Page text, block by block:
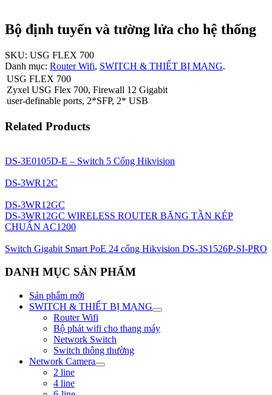
Bộ định tuyến và tường lửa cho hệ thống
SKU: USG FLEX 700
Danh mục: Router Wifi, SWITCH & THIẾT BỊ MẠNG.
USG FLEX 700
Zyxel USG Flex 700, Firewall 12 Gigabit
user-definable ports, 2*SFP, 2* USB
Related Products
DS-3E0105D-E – Switch 5 Cổng Hikvision
DS-3WR12C
DS-3WR12GC
DS-3WR12GC WIRELESS ROUTER BĂNG TẦN KÉP
CHUẨN AC1200
Switch Gigabit Smart PoE 24 cổng Hikvision DS-3S1526P-SI-PRO
DANH MỤC SẢN PHẨM
Sản phẩm mới
SWITCH & THIẾT BỊ MẠNG
Router Wifi
Bộ phát wifi cho thang máy
Network Switch
Switch thông thường
Network Camera
2 line
4 line